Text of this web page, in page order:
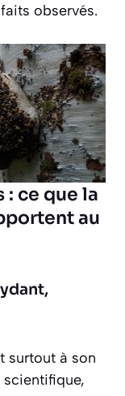
observés.
ce que la
au
surtout à son
scientifique,